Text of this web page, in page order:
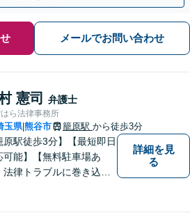
メールでお問い合わせ
憲司 弁護士
ら法律事務所
玉県|熊谷市 籠原駅 から徒歩3分
原駅徒歩3分】【最短即日
可能】【無料駐車場あ
法律トラブルに巻き込ま
詳細を見
る